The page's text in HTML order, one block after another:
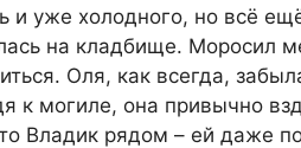
и уже холодного, но всё
на кладбище. Моросил
Оля, как всегда,
к могиле, она привычно
Владик рядом – ей даже